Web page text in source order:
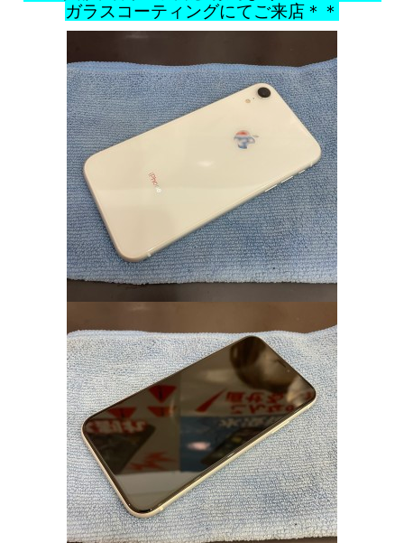
ガラスコーティングにてご来店＊＊